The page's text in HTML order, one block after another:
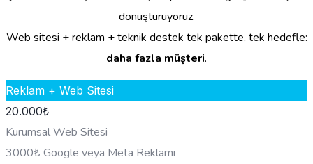
dönüştürüyoruz.
Web sitesi + reklam + teknik destek tek pakette, tek hedefle:
daha fazla müşteri.
Reklam + Web Sitesi
20.000₺
Kurumsal Web Sitesi
3000₺ Google veya Meta Reklamı